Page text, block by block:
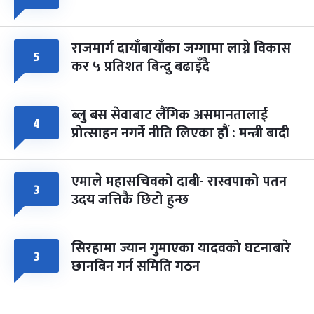
५ राजमार्ग दायाँबायाँका जग्गामा लाग्ने विकास
कर ५ प्रतिशत बिन्दु बढाइँदै
४ ब्लु बस सेवाबाट लैंगिक असमानतालाई
प्रोत्साहन नगर्ने नीति लिएका हौं : मन्त्री बादी
३ एमाले महासचिवको दाबी- रास्वपाको पतन
उदय जत्तिकै छिटो हुन्छ
३ सिरहामा ज्यान गुमाएका यादवको घटनाबारे
छानबिन गर्न समिति गठन